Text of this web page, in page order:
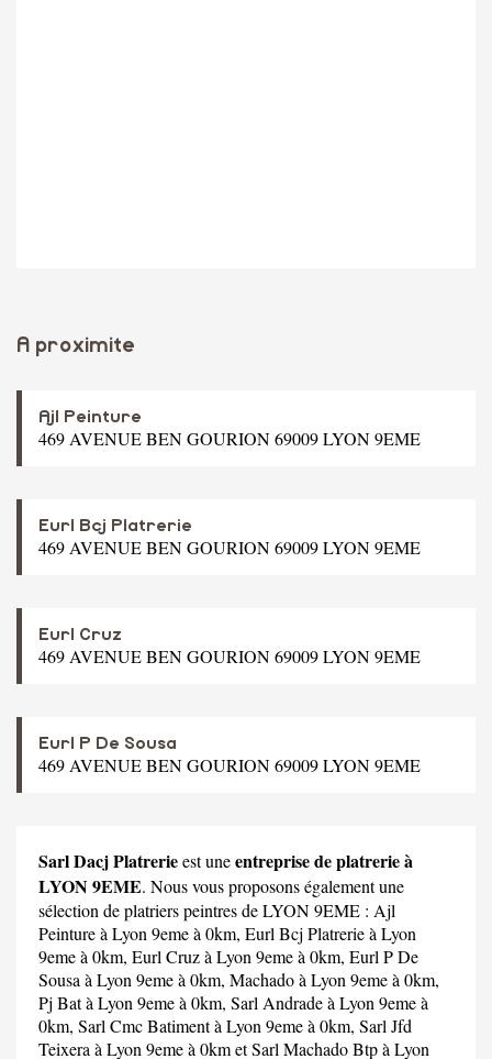
A proximite
Ajl Peinture
469 AVENUE BEN GOURION 69009 LYON 9EME
Eurl Bcj Platrerie
469 AVENUE BEN GOURION 69009 LYON 9EME
Eurl Cruz
469 AVENUE BEN GOURION 69009 LYON 9EME
Eurl P De Sousa
469 AVENUE BEN GOURION 69009 LYON 9EME
Sarl Dacj Platrerieest uneentreprise de platrerie à
LYON 9EME. Nous vous proposons également une
sélection de platriers peintres de LYON 9EME : Ajl
Peintureà Lyon 9eme à 0km, Eurl Bcj Platrerieà Lyon
9eme à 0km, Eurl Cruzà Lyon 9eme à 0km, Eurl P De
Sousa à Lyon 9eme à 0km, Machadoà Lyon 9eme à 0km,
Pj Batà Lyon 9eme à 0km, Sarl Andradeà Lyon 9eme à
0km, Sarl Cmc Batimentà Lyon 9eme à 0km, Sarl Jfd
Teixera à Lyon 9eme à 0km etSarl Machado Btpà Lyon